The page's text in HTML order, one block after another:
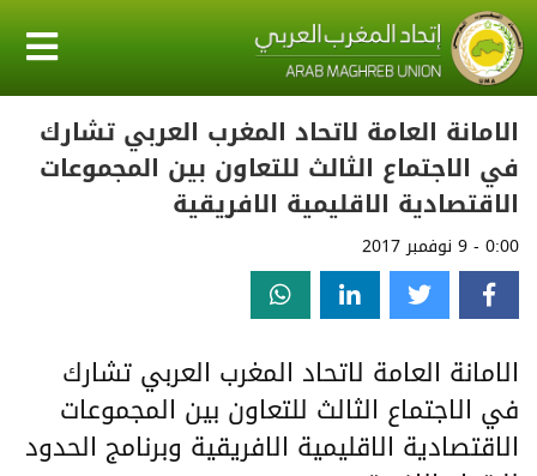
الامانة العامة لاتحاد المغرب العربي تشارك
في الاجتماع الثالث للتعاون بين المجموعات
الاقتصادية الاقليمية الافريقية
0:00 - 9 نوفمبر 2017
الامانة العامة لاتحاد المغرب العربي تشارك
في الاجتماع الثالث للتعاون بين المجموعات
الاقتصادية الاقليمية الافريقية وبرنامج الحدود